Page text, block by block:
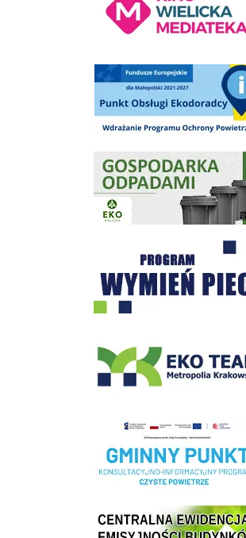
Punkt Obsługi Ekodoradcy Wieliczka
Gospodarka odpadami na terenie
Program "Czyste Powietrze" - Wieliczka
Realizacja Programu Czyste Powietrze
Centrala Ewidencja Emisyjności